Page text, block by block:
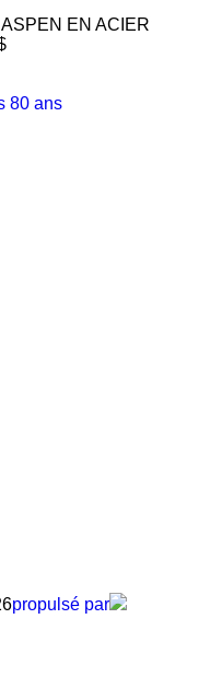
EN ACIER
propulsé par